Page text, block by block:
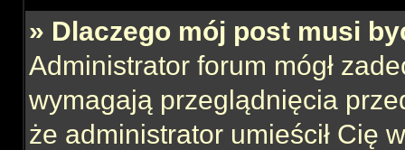
» Dlaczego mój post musi
Administrator forum mógł
wymagają przeglądnięcia
że administrator umieścił Cię